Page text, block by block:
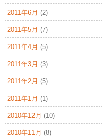
2011年6月 (2)
2011年5月 (7)
2011年4月 (5)
2011年3月 (3)
2011年2月 (5)
2011年1月 (1)
2010年12月 (10)
2010年11月 (8)